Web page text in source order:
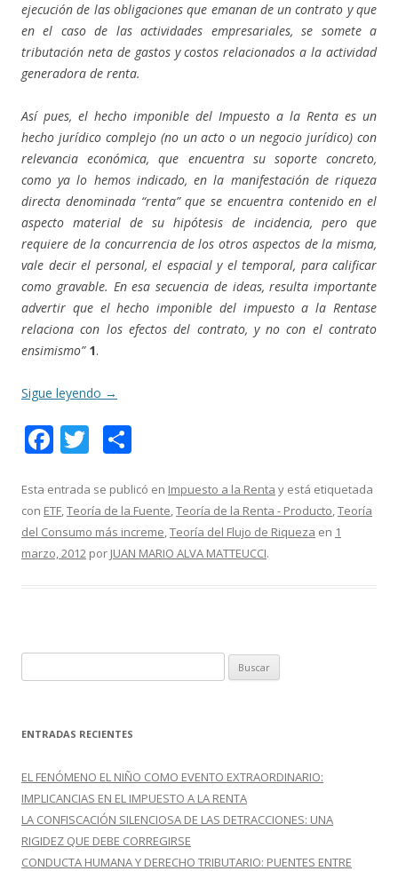
ejecución de las obligaciones que emanan de un contrato y que
en el caso de las actividades empresariales, se somete a
tributación neta de gastos y costos relacionados a la actividad
generadora de renta.
Así pues, el hecho imponible del Impuesto a la Renta es un
hecho jurídico complejo (no un acto o un negocio jurídico) con
relevancia económica, que encuentra su soporte concreto,
como ya lo hemos indicado, en la manifestación de riqueza
directa denominada “renta” que se encuentra contenido en el
aspecto material de su hipótesis de incidencia, pero que
requiere de la concurrencia de los otros aspectos de la misma,
vale decir el personal, el espacial y el temporal, para calificar
como gravable. En esa secuencia de ideas, resulta importante
advertir que el hecho imponible del impuesto a la Rentase
relaciona con los efectos del contrato, y no con el contrato
ensimismo” 1.
Sigue leyendo →
F
e
b
o
T
itt
er
m
p
ar
Esta entrada se publicó en Impuesto a la Renta y está etiquetada
con ETF,Teoría de la Fuente,Teoría de la Renta - Producto,Teoría
del Consumo más increme,Teoría del Flujo de Riqueza en 1
marzo, 2012 por JUAN MARIO ALVA MATTEUCCI.
u
c
r
:
ENTRADAS RECIENTES
EL FENÓMENO EL NIÑO COMO EVENTO EXTRAORDINARIO:
IMPLICANCIAS EN EL IMPUESTO A LA RENTA
LA CONFISCACIÓN SILENCIOSA DE LAS DETRACCIONES: UNA
RIGIDEZ QUE DEBE CORREGIRSE
CONDUCTA HUMANA Y DERECHO TRIBUTARIO: PUENTES ENTRE